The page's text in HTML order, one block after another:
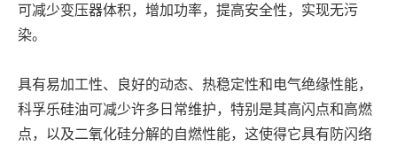
可减少变压器体积，增加功率，提高安全性，实现无污
染。
具有易加工性、良好的动态、热稳定性和电气绝缘性能，
科孚乐硅油可减少许多日常维护，特别是其高闪点和高燃
点，以及二氧化硅分解的自燃性能，这使得它具有防闪络